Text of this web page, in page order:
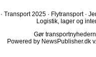
· Transport 2025 · Flytransport ·
Logistik, lager og
Gør
Powered by NewsPublisher.dk